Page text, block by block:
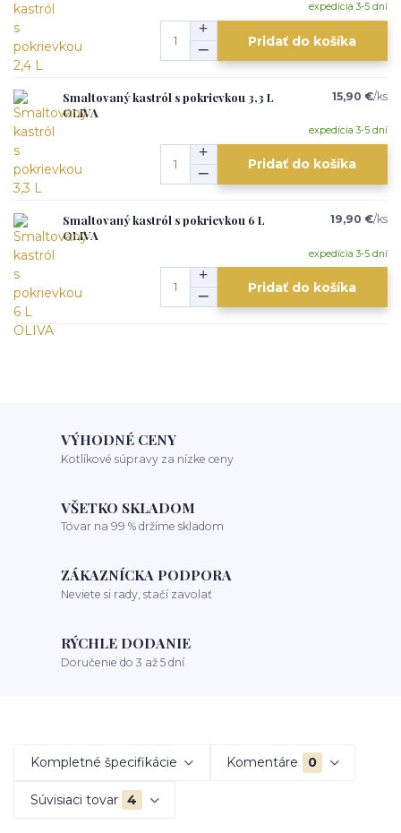
expedícia 3-5 dní
Pridať do košíka
Smaltovaný kastról s pokrievkou 3,3 L
OLIVA
15,90 €/ks
expedícia 3-5 dní
Pridať do košíka
Smaltovaný kastról s pokrievkou 6 L
OLIVA
19,90 €/ks
expedícia 3-5 dní
Pridať do košíka
VÝHODNÉ CENY
Kotlíkové súpravy za nízke ceny
VŠETKO SKLADOM
Tovar na 99 % držíme skladom
ZÁKAZNÍCKA PODPORA
Neviete si rady, stačí zavolať
RÝCHLE DODANIE
Doručenie do 3 až 5 dní
Kompletné špecifikácie Komentáre 0
Súvisiaci tovar 4